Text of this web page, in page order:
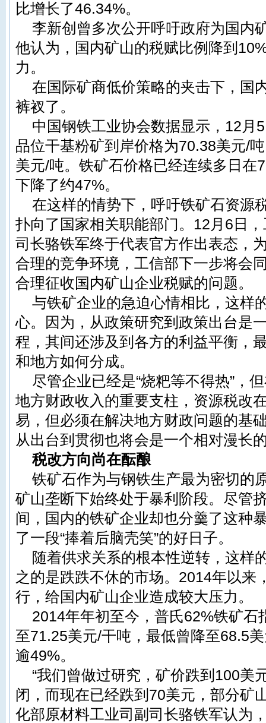
比增长了46.34%。
李新创曾多次公开呼吁政府为国内
他认为，国内矿山的税赋比例降到
力。
在国际矿商低价策略的夹击下，国
裤衩了。
中国钢铁工业协会数据显示，12月
品位干基粉矿到岸价格为70.38美元/
美元/吨。铁矿石价格已经连续多日在
下降了约47%。
在这样的情势下，呼吁铁矿石资源
扑向了国家相关职能部门。12月6日
司长骆铁军终于代表官方作出表态，
合理的竞争环境，工信部下一步将会
合理征收国内矿山企业税赋的问题。
与铁矿企业的急迫心情相比，这样
心。因为，从政策研究到政策出台是
程，其间还涉及到各方的利益平衡，
和地方如何分成。
尽管企业已经是“烧粑等不得热”，
地方财政收入的重要支柱，资源税改
易，但必须在解决地方财政问题的基
从出台到贯彻也将会是一个相对漫长
税改方向尚在酝酿
铁矿石作为与钢铁生产最为密切的
矿山垄断下始终处于暴利阶段。尽管
间，国内的铁矿企业却也分羹了这种
了一段“捧着后脑壳笑”的好日子。
随着供求关系的根本性逆转，这样
之的是跌跌不休的市场。2014年以来
行，给国内矿山企业造成较大压力。
2014年年初至今，普氏62%铁矿石
至71.25美元/干吨，最低曾降至68.5
逾49%。
“我们曾做过研究，矿价跌到100美
闭，而现在已经跌到70美元，部分矿
化部原材料工业司副司长骆铁军认为